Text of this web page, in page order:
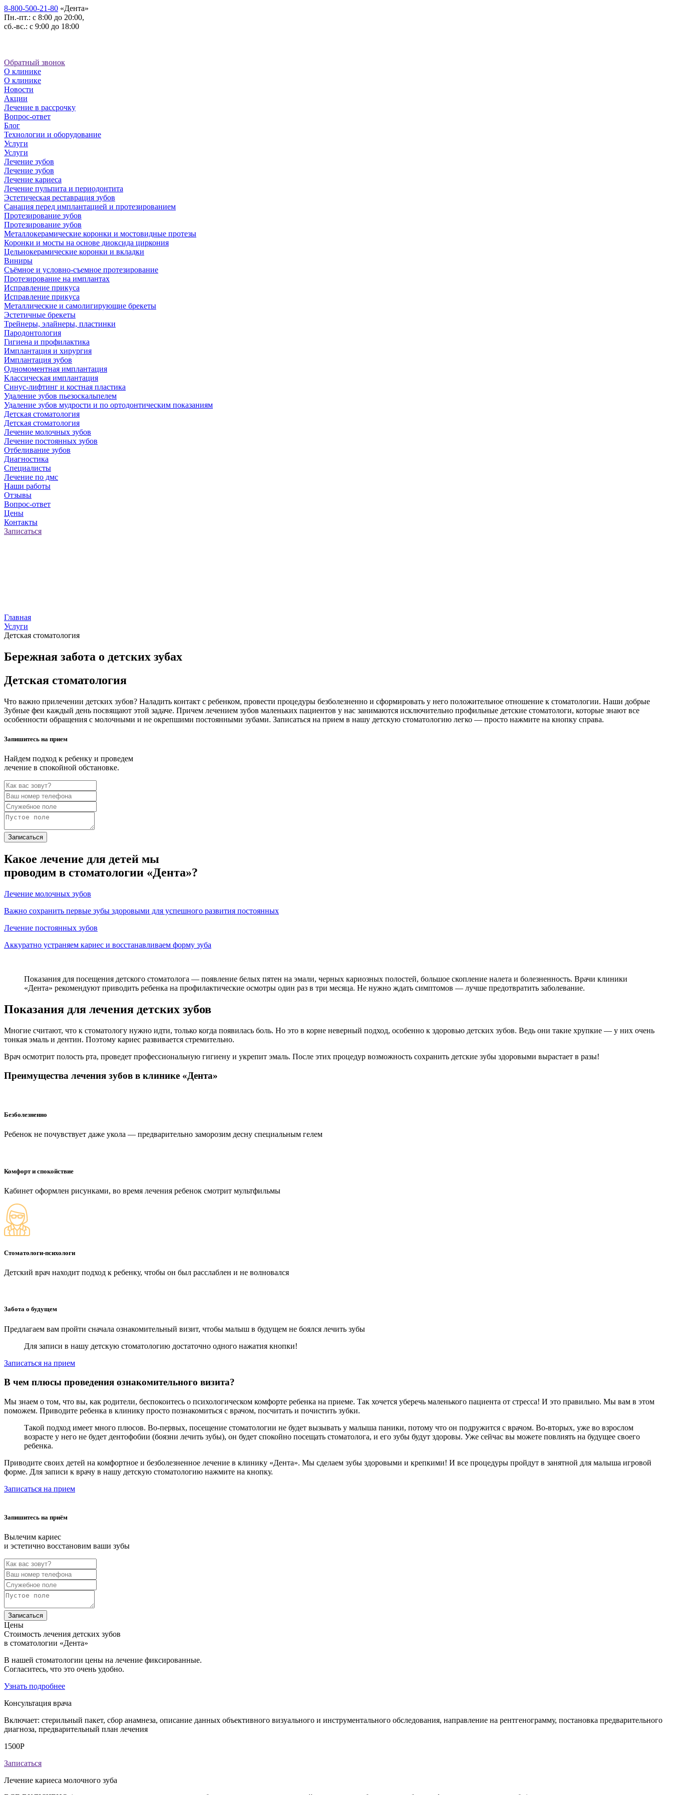
8-800-500-21-80 «Дента»
Пн.-пт.: с 8:00 до 20:00,
сб.-вс.: с 9:00 до 18:00
Обратный звонок
О клинике
О клинике
Новости
Акции
Лечение в рассрочку
Вопрос-ответ
Блог
Технологии и оборудование
Услуги
Услуги
Лечение зубов
Лечение зубов
Лечение кариеса
Лечение пульпита и периодонтита
Эстетическая реставрация зубов
Санация перед имплантацией и протезированием
Протезирование зубов
Протезирование зубов
Металлокерамические коронки и мостовидные протезы
Коронки и мосты на основе диоксида циркония
Цельнокерамические коронки и вкладки
Виниры
Съёмное и условно-съемное протезирование
Протезирование на имплантах
Исправление прикуса
Исправление прикуса
Металлические и самолигирующие брекеты
Эстетичные брекеты
Трейнеры, элайнеры, пластинки
Пародонтология
Гигиена и профилактика
Имплантация и хирургия
Имплантация зубов
Одномоментная имплантация
Классическая имплантация
Синус-лифтинг и костная пластика
Удаление зубов пьезоскальпелем
Удаление зубов мудрости и по ортодонтическим показаниям
Детская стоматология
Детская стоматология
Лечение молочных зубов
Лечение постоянных зубов
Отбеливание зубов
Диагностика
Специалисты
Лечение по дмс
Наши работы
Отзывы
Вопрос-ответ
Цены
Контакты
Записаться
Главная
Услуги
Детская стоматология
Бережная забота о детских зубах
Детская стоматология
Что важно прилечении детских зубов? Наладить контакт с ребенком, провести процедуры безболезненно и сформировать у него положительное отношение к стоматологии. Наши добрые
Зубные феи каждый день посвящают этой задаче. Причем лечением зубов маленьких пациентов у нас занимаются исключительно профильные детские стоматологи, которые знают все
особенности обращения с молочными и не окрепшими постоянными зубами. Записаться на прием в нашу детскую стоматологию легко — просто нажмите на кнопку справа.
Запишитесь на прием
Найдем подход к ребенку и проведем
лечение в спокойной обстановке.
Записаться
Какое лечение для детей мы
проводим в стоматологии «Дента»?
Лечение молочных зубов
Важно сохранить первые зубы здоровыми для успешного развития постоянных
Лечение постоянных зубов
Аккуратно устраняем кариес и восстанавливаем форму зуба
Показания для посещения детского стоматолога — появление белых пятен на эмали, черных кариозных полостей, большое скопление налета и болезненность. Врачи клиники
«Дента» рекомендуют приводить ребенка на профилактические осмотры один раз в три месяца. Не нужно ждать симптомов — лучше предотвратить заболевание.
Показания для лечения детских зубов
Многие считают, что к стоматологу нужно идти, только когда появилась боль. Но это в корне неверный подход, особенно к здоровью детских зубов. Ведь они такие хрупкие — у них очень
тонкая эмаль и дентин. Поэтому кариес развивается стремительно.
Врач осмотрит полость рта, проведет профессиональную гигиену и укрепит эмаль. После этих процедур возможность сохранить детские зубы здоровыми вырастает в разы!
Преимущества лечения зубов в клинике «Дента»
Безболезненно
Ребенок не почувствует даже укола — предварительно заморозим десну специальным гелем
Комфорт и спокойствие
Кабинет оформлен рисунками, во время лечения ребенок смотрит мультфильмы
Стоматологи-психологи
Детский врач находит подход к ребенку, чтобы он был расслаблен и не волновался
Забота о будущем
Предлагаем вам пройти сначала ознакомительный визит, чтобы малыш в будущем не боялся лечить зубы
Для записи в нашу детскую стоматологию достаточно одного нажатия кнопки!
Записаться на прием
В чем плюсы проведения ознакомительного визита?
Мы знаем о том, что вы, как родители, беспокоитесь о психологическом комфорте ребенка на приеме. Так хочется уберечь маленького пациента от стресса! И это правильно. Мы вам в этом
поможем. Приводите ребенка в клинику просто познакомиться с врачом, посчитать и почистить зубки.
Такой подход имеет много плюсов. Во-первых, посещение стоматологии не будет вызывать у малыша паники, потому что он подружится с врачом. Во-вторых, уже во взрослом
возрасте у него не будет дентофобии (боязни лечить зубы), он будет спокойно посещать стоматолога, и его зубы будут здоровы. Уже сейчас вы можете повлиять на будущее своего
ребенка.
Приводите своих детей на комфортное и безболезненное лечение в клинику «Дента». Мы сделаем зубы здоровыми и крепкими! И все процедуры пройдут в занятной для малыша игровой
форме. Для записи к врачу в нашу детскую стоматологию нажмите на кнопку.
Записаться на прием
Запишитесь на приём
Вылечим кариес
и эстетично восстановим ваши зубы
Записаться
Цены
Стоимость лечения детских зубов
в стоматологии «Дента»
В нашей стоматологии цены на лечение фиксированные.
Согласитесь, что это очень удобно.
Узнать подробнее
Консультация врача
Включает: стерильный пакет, сбор анамнеза, описание данных объективного визуального и инструментального обследования, направление на рентгенограмму, постановка предварительного
диагноза, предварительный план лечения
1500Р
Записаться
Лечение кариеса молочного зуба